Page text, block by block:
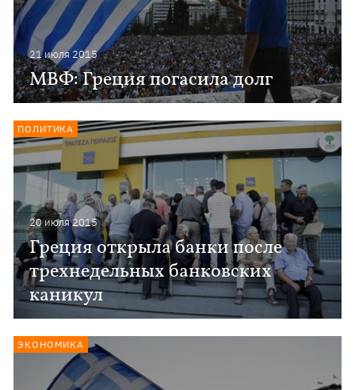
21 июля 2015
МВФ: Греция погасила долг
20 июля 2015
Греция открыла банки после
трехнедельных банковских
каникул
ПОЛИТИКА
ЭКОНОМИКА